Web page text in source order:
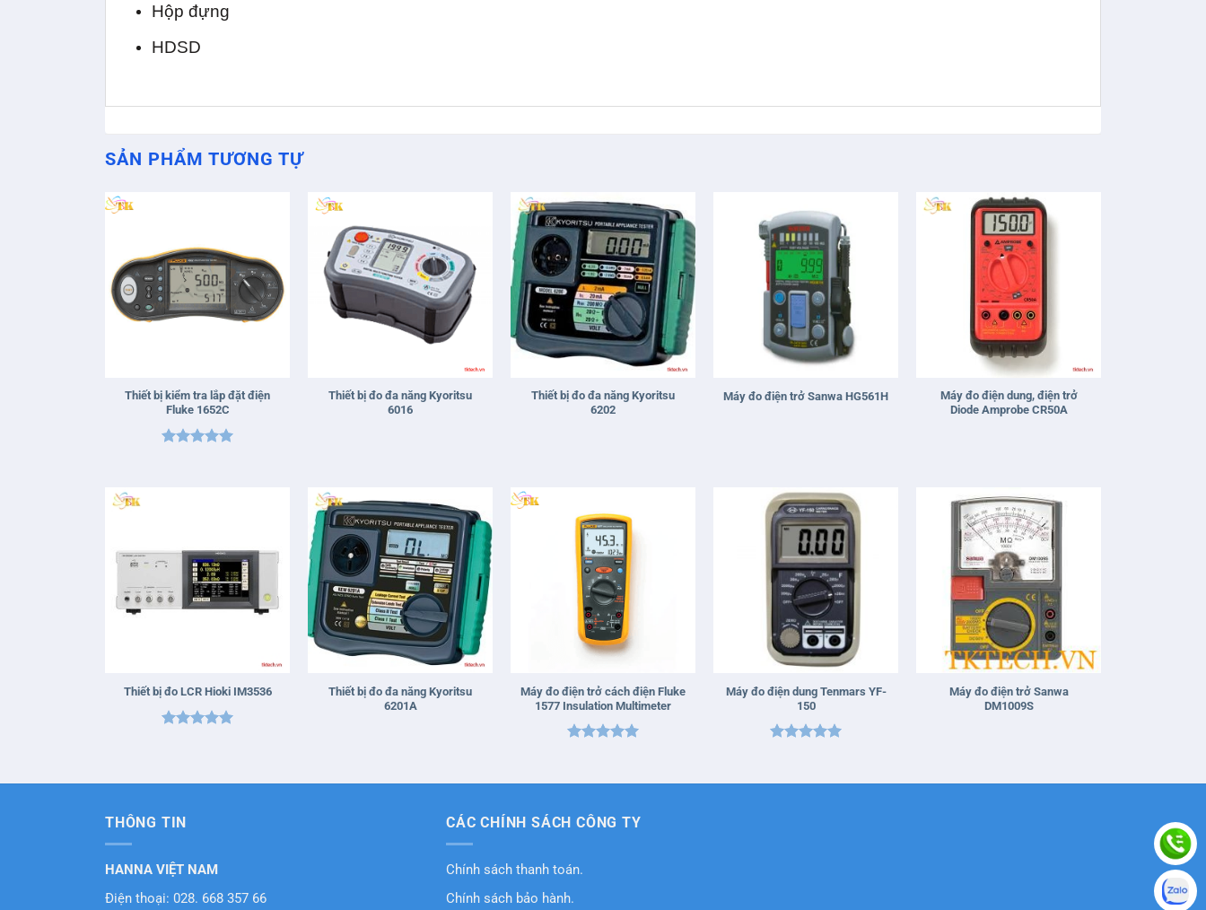
Hộp đựng
HDSD
SẢN PHẨM TƯƠNG TỰ
Thiết bị kiểm tra lắp đặt điện
Fluke 1652C
Thiết bị đo đa năng Kyoritsu
6016
Thiết bị đo đa năng Kyoritsu
6202
Máy đo điện trở Sanwa HG561H
Máy đo điện dung, điện trở
Diode Amprobe CR50A
Thiết bị đo LCR Hioki IM3536
+
Thiết bị đo đa năng Kyoritsu
6201A
Máy đo điện trở cách điện Fluke
1577 Insulation Multimeter
sao
Máy đo điện dung Tenmars YF-
150
sao
Máy đo điện trở Sanwa
DM1009S
THÔNG TIN
HANNA VIỆT NAM
Điện thoại: 028. 668 357 66
CÁC CHÍNH SÁCH CÔNG TY
Chính sách thanh toán.
Chính sách bảo hành.